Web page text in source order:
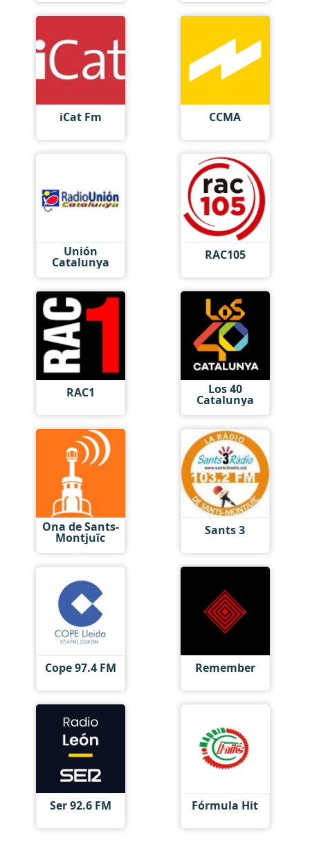
iCat Fm CCMA
Unión
Catalunya RAC105
RAC1 Los 40
Catalunya
Ona de Sants-
Montjuïc Sants 3
Cope 97.4 FM Remember
Ser 92.6 FM Fórmula Hit